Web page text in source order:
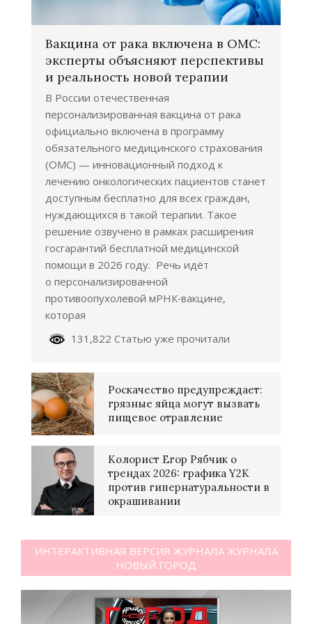
Вакцина от рака включена в ОМС:
эксперты объясняют перспективы
и реальность новой терапии
В России отечественная
персонализированная вакцина от рака
официально включена в программу
обязательного медицинского страхования
(ОМС) — инновационный подход к
лечению онкологических пациентов станет
доступным бесплатно для всех граждан,
нуждающихся в такой терапии. Такое
решение озвучено в рамках расширения
госгарантий бесплатной медицинской
помощи в 2026 году. Речь идёт
о персонализированной
противоопухолевой мРНК‑вакцине,
которая
131,822 Статью уже прочитали
Роскачество предупреждает:
грязные яйца могут вызвать
пищевое отравление
Колорист Егор Рябчик о
трендах 2026: графика Y2K
против гипернатуральности в
окрашивании
ИНТЕРАКТИВНАЯ ВЕРСИЯ ЖУРНАЛА ЖУРНАЛА
НОВЫЙ ГОРОД